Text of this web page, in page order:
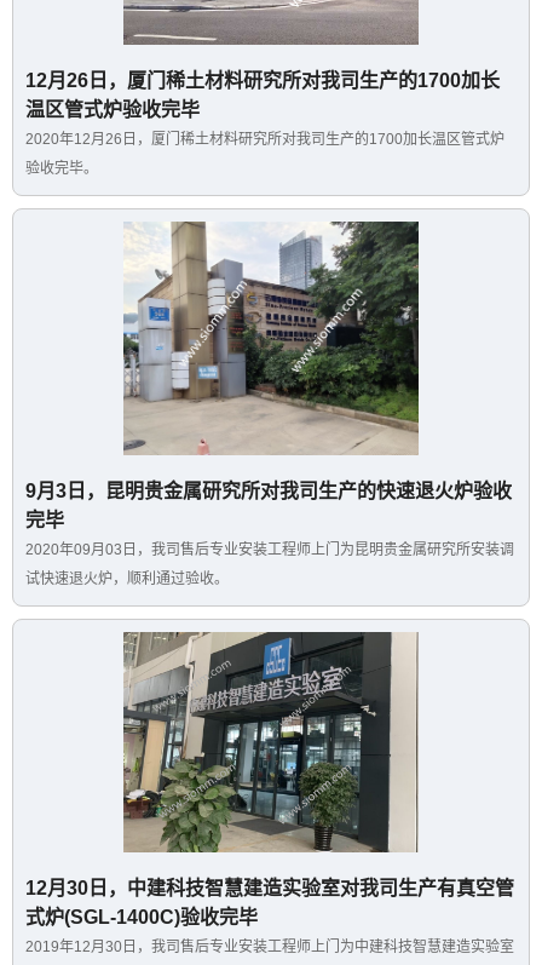
12月26日，厦门稀土材料研究所对我司生产的1700加长
温区管式炉验收完毕
2020年12月26日，厦门稀土材料研究所对我司生产的1700加长温区管式炉
验收完毕。
9月3日，昆明贵金属研究所对我司生产的快速退火炉验收
完毕
2020年09月03日，我司售后专业安装工程师上门为昆明贵金属研究所安装调
试快速退火炉，顺利通过验收。
12月30日，中建科技智慧建造实验室对我司生产有真空管
式炉(SGL-1400C)验收完毕
2019年12月30日，我司售后专业安装工程师上门为中建科技智慧建造实验室